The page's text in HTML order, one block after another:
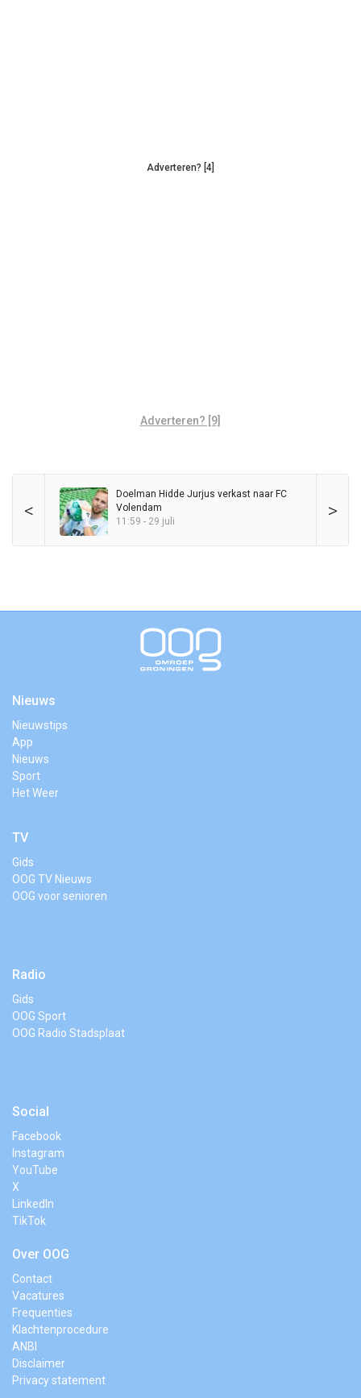
Adverteren? [4]
Adverteren? [9]
< >
Doelman Hidde Jurjus verkast naar FC
Volendam
11:59 - 29 juli
Nieuws
Nieuwstips
App
Nieuws
Sport
Het Weer
TV
Gids
OOG TV Nieuws
OOG voor senioren
Radio
Gids
OOG Sport
OOG Radio Stadsplaat
Social
Facebook
Instagram
YouTube
X
LinkedIn
TikTok
Over OOG
Contact
Vacatures
Frequenties
Klachtenprocedure
ANBI
Disclaimer
Privacy statement